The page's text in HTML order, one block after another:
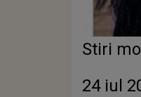
Stiri
24 iul